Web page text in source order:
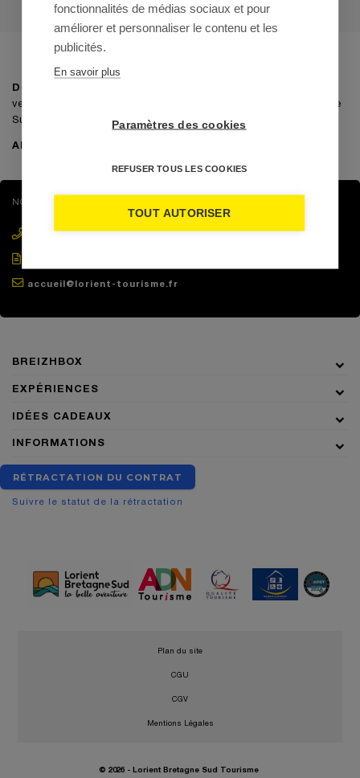
fonctionnalités de médias sociaux et pour
améliorer et personnaliser le contenu et les
publicités.
En savoir plus
Paramètres des cookies
REFUSER TOUS LES COOKIES
TOUT AUTORISER
Depuis plus de 15 ans
venues apprécier les atouts touristiques de Lorient Bretagne
Sud grâce à la
BREIZH BOX
Alors pourquoi pas vous ?!
NOUS RÉALISONS
02 97 847 800
accueil@lorient-tourisme.fr
BREIZHBOX
EXPÉRIENCES
IDÉES CADEAUX
INFORMATIONS
RÉTRACTATION DU CONTRAT
Suivre le statut de la rétractation
© 2026 - Lorient Bretagne Sud Tourisme
Plan du site
CGU
CGV
Mentions Légales